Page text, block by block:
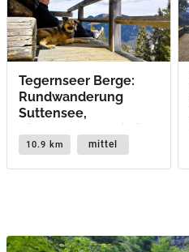
Tegernseer Berge:
Rundwanderung
Suttensee,
Riedereckalm, Sibli
Wasserfall
10.9 km mittel